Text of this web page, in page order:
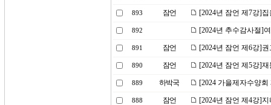
893 잠언 [2024년 잠언 제7강]
892 [2024년 추수감사절]
891 잠언 [2024년 잠언 제6강]
890 잠언 [2024년 잠언 제5강]
889 하박국 [2024 가을제자수양
888 잠언 [2024년 잠언 제4강]